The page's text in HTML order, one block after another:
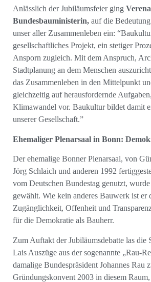
Anlässlich der Jubiläumsfeier ging
Bundesbauministerin, auf die
unser aller Zusammenleben ein:
gesellschaftliches Projekt, ein stetiger
Ansporn zugleich. Mit dem Anspruch,
Stadtplanung an dem Menschen
das Zusammenleben in den Mittelpunkt
gleichzeitig auf herausfordernde
Klimawandel vor. Baukultur bildet damit
unserer Gesellschaft.”
Ehemaliger Plenarsaal in Bonn:
Der ehemalige Bonner Plenarsaal, von
Jörg Schlaich und anderen 1992
vom Deutschen Bundestag genutzt,
gewählt. Wie kein anderes Bauwerk ist er
Zugänglichkeit, Offenheit und
für die Demokratie als Bauherr.
Zum Auftakt der Jubiläumsdebatte las die
Lais Auszüge aus der sogenannte „Rau-
damalige Bundespräsident Johannes Rau
Gründungskonvent 2003 in diesem